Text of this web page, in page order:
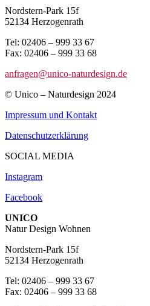
Nordstern-Park 15f
52134 Herzogenrath
Tel: 02406 – 999 33 67
Fax: 02406 – 999 33 68
anfragen@unico-naturdesign.de
© Unico – Naturdesign 2024
Impressum und Kontakt
Datenschutzerklärung
SOCIAL MEDIA
Instagram
Facebook
UNICO
Natur Design Wohnen
Nordstern-Park 15f
52134 Herzogenrath
Tel: 02406 – 999 33 67
Fax: 02406 – 999 33 68